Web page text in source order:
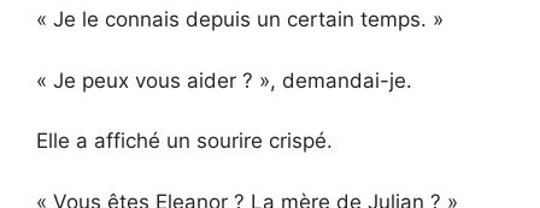
« Je le connais depuis un certain temps. »
« Je peux vous aider ? », demandai-je.
Elle a affiché un sourire crispé.
« Vous êtes Eleanor ? La mère de Julian ? »